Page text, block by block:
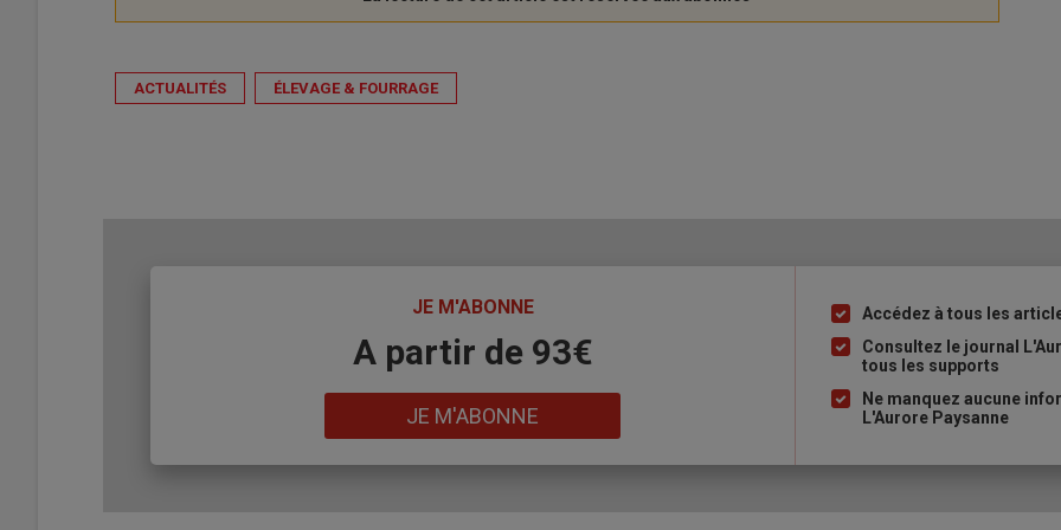
ACTUALITÉS ÉLEVAGE & FOURRAGE
JE M'ABONNE
A partir de 93€
JE M'ABONNE
Liste
à
puce
Accédez à tous les
Consultez le journal
tous les supports
Ne manquez aucune
L'Aurore Paysanne